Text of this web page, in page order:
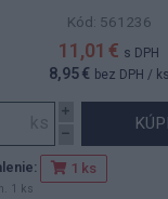
Kód: 561236
11,01 € s DPH
8,95 € bez DPH / ks
1 ks
1 ks